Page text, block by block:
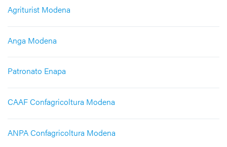
Agriturist Modena
Anga Modena
Patronato Enapa
CAAF Confagricoltura Modena
ANPA Confagricoltura Modena